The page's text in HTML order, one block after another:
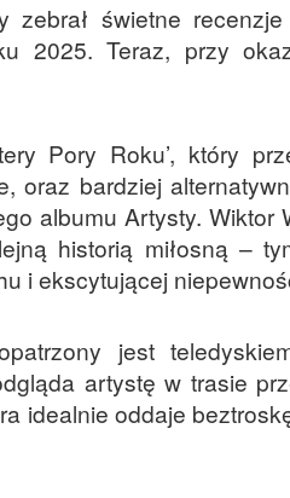
zebrał świetne
2025. Teraz, przy
Pory Roku’, który
oraz bardziej
albumu Artysty. Wiktor
historią miłosną –
i ekscytującej
jest
artystę w trasie
idealnie oddaje